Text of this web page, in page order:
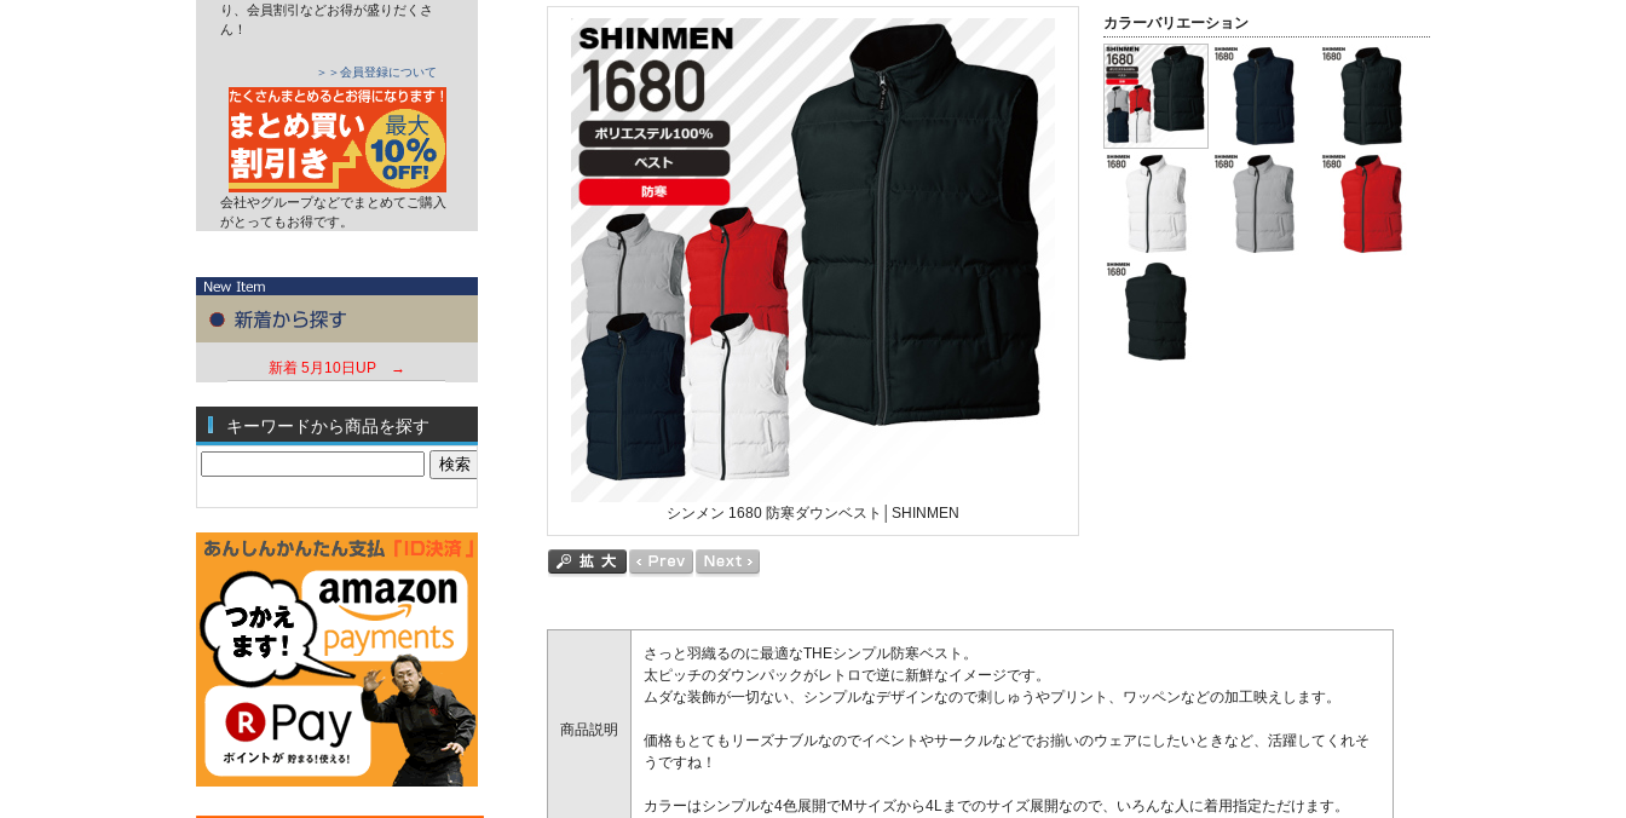
り、会員割引などお得が盛りだくさ
ん！
＞＞会員登録について
会社やグループなどでまとめてご購入
がとってもお得です。
新着 5月10日UP →
キーワードから商品を探す
カラーバリエーション
シンメン 1680 防寒ダウンベスト│SHINMEN
商品説明
さっと羽織るのに最適なTHEシンプル防寒ベスト。
太ピッチのダウンパックがレトロで逆に新鮮なイメージです。
ムダな装飾が一切ない、シンプルなデザインなので刺しゅうやプリント、ワッペンなどの加工映えします。
価格もとてもリーズナブルなのでイベントやサークルなどでお揃いのウェアにしたいときなど、活躍してくれそ
うですね！
カラーはシンプルな4色展開でMサイズから4Lまでのサイズ展開なので、いろんな人に着用指定ただけます。